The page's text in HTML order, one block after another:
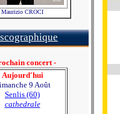
Maurizio CROCI
concert -
Aujourd'hui
9 Août
Senlis (60)
cathedrale